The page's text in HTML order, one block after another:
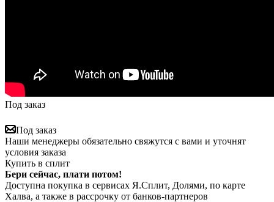
Под заказ
Под заказ
Наши менеджеры обязательно свяжутся с вами и уточнят
условия заказа
Купить в сплит
Бери сейчас, плати потом!
Доступна покупка в сервисах Я.Сплит, Долями, по карте
Халва, а также в рассрочку от банков-партнеров